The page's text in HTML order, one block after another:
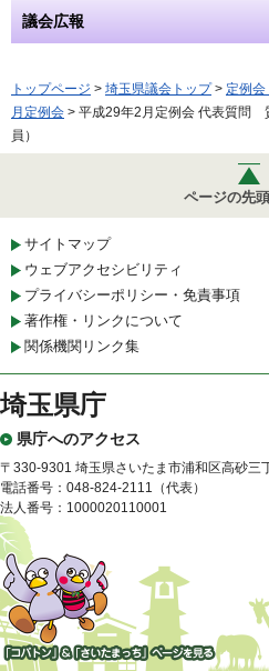
議会広報
トップページ > 埼玉県議会トップ> 定例
月定例会 > 平成29年2月定例会 代表質問
員）
ページの先
サイトマップ
ウェブアクセシビリティ
プライバシーポリシー・免責事項
著作権・リンクについて
関係機関リンク集
埼玉県庁
県庁へのアクセス
〒330-9301 埼玉県さいたま市浦和区高砂三
電話番号：048-824-2111（代表）
法人番号：1000020110001
「コバトン」&「さいたまっ